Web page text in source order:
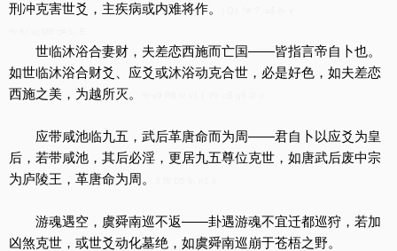
刑冲克害世爻，主疾病或内难将作。
世临沐浴合妻财，夫差恋西施而亡国——皆指言帝自卜也。
如世临沐浴合财爻、应爻或沐浴动克合世，必是好色，如夫差恋
西施之美，为越所灭。
应带咸池临九五，武后革唐命而为周——君自卜以应爻为皇
后，若带咸池，其后必淫，更居九五尊位克世，如唐武后废中宗
为庐陵王，革唐命为周。
游魂遇空，虞舜南巡不返——卦遇游魂不宜迁都巡狩，若加
凶煞克世，或世爻动化墓绝，如虞舜南巡崩于苍梧之野。